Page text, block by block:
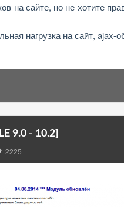
на сайте, но не хотите
нагрузка на сайт,
9.0 - 10.2]
2225